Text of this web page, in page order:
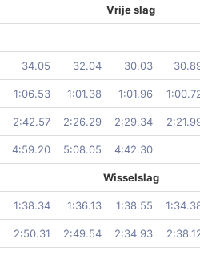
Vrije slag
34.05 32.04 30.03
1:06.53 1:01.38 1:01.96
2:42.57 2:26.29 2:29.34
4:59.20 5:08.05 4:42.30
Wisselslag
1:38.34 1:36.13 1:38.55
2:50.31 2:49.54 2:34.93